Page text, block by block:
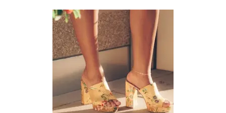
Pado aukštis ~1cm Vidutinio pločio pėdai puikiai tinka,
lankstūs bei minkštos odos
3kdtoIqnCtANxMX0UYb7